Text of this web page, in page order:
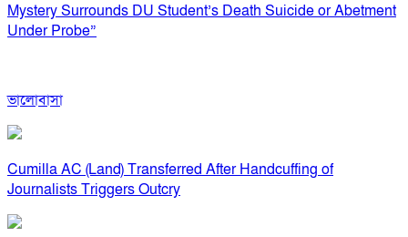
Mystery Surrounds DU Student’s Death Suicide or Abetment
Under Probe”
ভালোবাসা
Cumilla AC (Land) Transferred After Handcuffing of
Journalists Triggers Outcry